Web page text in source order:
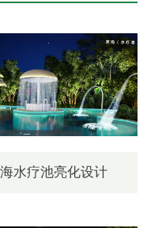
水疗池亮化设计